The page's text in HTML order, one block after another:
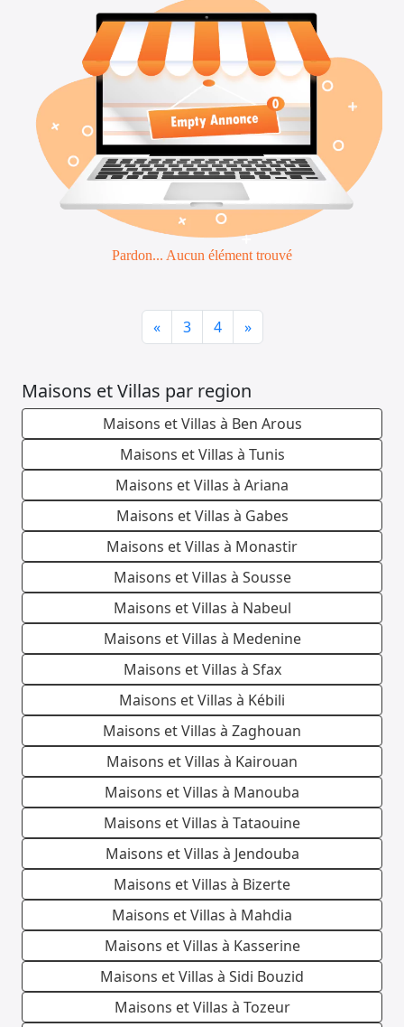
Pardon... Aucun élément trouvé
«Previous
3 4 »Next
Maisons et Villas par region
Maisons et Villas à Ben Arous
Maisons et Villas à Tunis
Maisons et Villas à Ariana
Maisons et Villas à Gabes
Maisons et Villas à Monastir
Maisons et Villas à Sousse
Maisons et Villas à Nabeul
Maisons et Villas à Medenine
Maisons et Villas à Sfax
Maisons et Villas à Kébili
Maisons et Villas à Zaghouan
Maisons et Villas à Kairouan
Maisons et Villas à Manouba
Maisons et Villas à Tataouine
Maisons et Villas à Jendouba
Maisons et Villas à Bizerte
Maisons et Villas à Mahdia
Maisons et Villas à Kasserine
Maisons et Villas à Sidi Bouzid
Maisons et Villas à Tozeur